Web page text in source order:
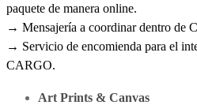
paquete de manera online.
→ Mensajería a coordinar dentro de
→ Servicio de encomienda para el
CARGO.
Art Prints & Canvas